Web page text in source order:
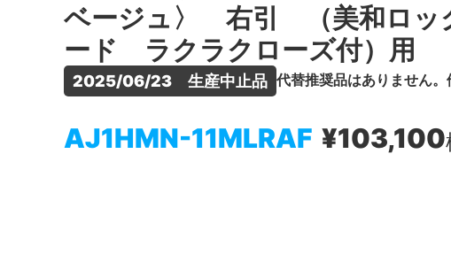
ベージュ〉 右引 （美和ロッ
ード ラクラクローズ付）用
2025/06/23　生産中止品 代替推奨品はありません。
AJ1HMN-11MLRAF ¥103,100